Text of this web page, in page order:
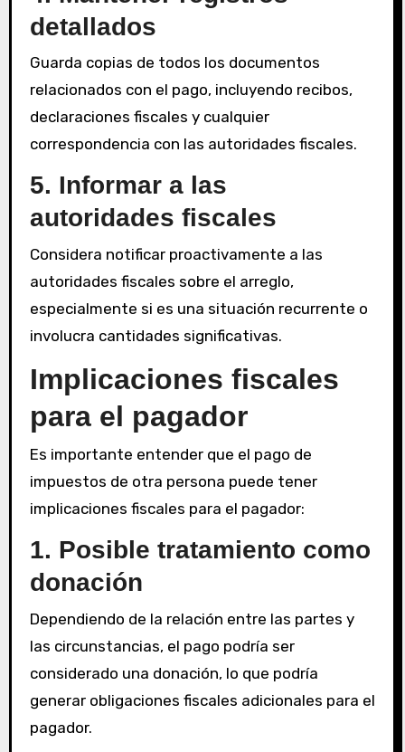
detallados
Guarda copias de todos los documentos
relacionados con el pago, incluyendo recibos,
declaraciones fiscales y cualquier
correspondencia con las autoridades fiscales.
5. Informar a las
autoridades fiscales
Considera notificar proactivamente a las
autoridades fiscales sobre el arreglo,
especialmente si es una situación recurrente o
involucra cantidades significativas.
Implicaciones fiscales
para el pagador
Es importante entender que el pago de
impuestos de otra persona puede tener
implicaciones fiscales para el pagador:
1. Posible tratamiento como
donación
Dependiendo de la relación entre las partes y
las circunstancias, el pago podría ser
considerado una donación, lo que podría
generar obligaciones fiscales adicionales para el
pagador.